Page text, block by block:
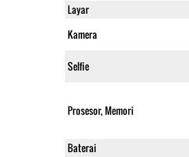
Layar
Kamera
Selfie
Prosesor, Memori
Baterai